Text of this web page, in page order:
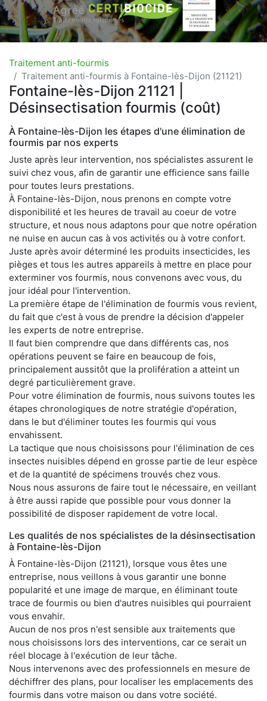
Traitement anti-fourmis
Traitement anti-fourmis à Fontaine-lès-Dijon (21121)
Fontaine-lès-Dijon 21121 |
Désinsectisation fourmis (coût)
À Fontaine-lès-Dijon les étapes d'une élimination de
fourmis par nos experts
Juste après leur intervention, nos spécialistes assurent le
suivi chez vous, afin de garantir une efficience sans faille
pour toutes leurs prestations.
À Fontaine-lès-Dijon, nous prenons en compte votre
disponibilité et les heures de travail au coeur de votre
structure, et nous nous adaptons pour que notre opération
ne nuise en aucun cas à vos activités ou à votre confort.
Juste après avoir déterminé les produits insecticides, les
pièges et tous les autres appareils à mettre en place pour
exterminer vos fourmis, nous convenons avec vous, du
jour idéal pour l'intervention.
La première étape de l'élimination de fourmis vous revient,
du fait que c'est à vous de prendre la décision d'appeler
les experts de notre entreprise.
Il faut bien comprendre que dans différents cas, nos
opérations peuvent se faire en beaucoup de fois,
principalement aussitôt que la prolifération a atteint un
degré particulièrement grave.
Pour votre élimination de fourmis, nous suivons toutes les
étapes chronologiques de notre stratégie d'opération,
dans le but d'éliminer toutes les fourmis qui vous
envahissent.
La tactique que nous choisissons pour l'élimination de ces
insectes nuisibles dépend en grosse partie de leur espèce
et de la quantité de spécimens trouvés chez vous.
Nous nous assurons de faire tout le nécessaire, en veillant
à être aussi rapide que possible pour vous donner la
possibilité de disposer rapidement de votre local.
Les qualités de nos spécialistes de la désinsectisation
à Fontaine-lès-Dijon
À Fontaine-lès-Dijon (21121), lorsque vous êtes une
entreprise, nous veillons à vous garantir une bonne
popularité et une image de marque, en éliminant toute
trace de fourmis ou bien d'autres nuisibles qui pourraient
vous envahir.
Aucun de nos pros n'est sensible aux traitements que
nous choisissons lors des interventions, car ce serait un
réel blocage à l'exécution de leur tâche.
Nous intervenons avec des professionnels en mesure de
déchiffrer des plans, pour localiser les emplacements des
fourmis dans votre maison ou dans votre société.